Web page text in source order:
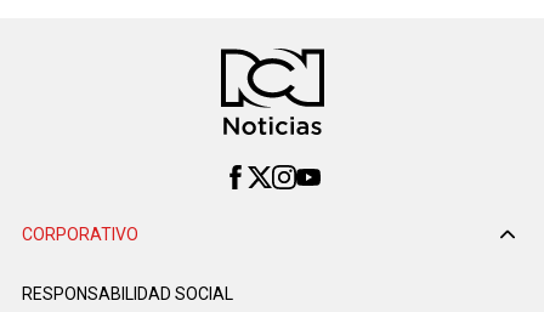
CORPORATIVO
RESPONSABILIDAD SOCIAL